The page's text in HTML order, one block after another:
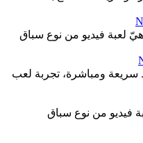
لعبة فيديو من نوع سباق
سريعة ومباشرة، تجربة لعب
فيديو من نوع سباق